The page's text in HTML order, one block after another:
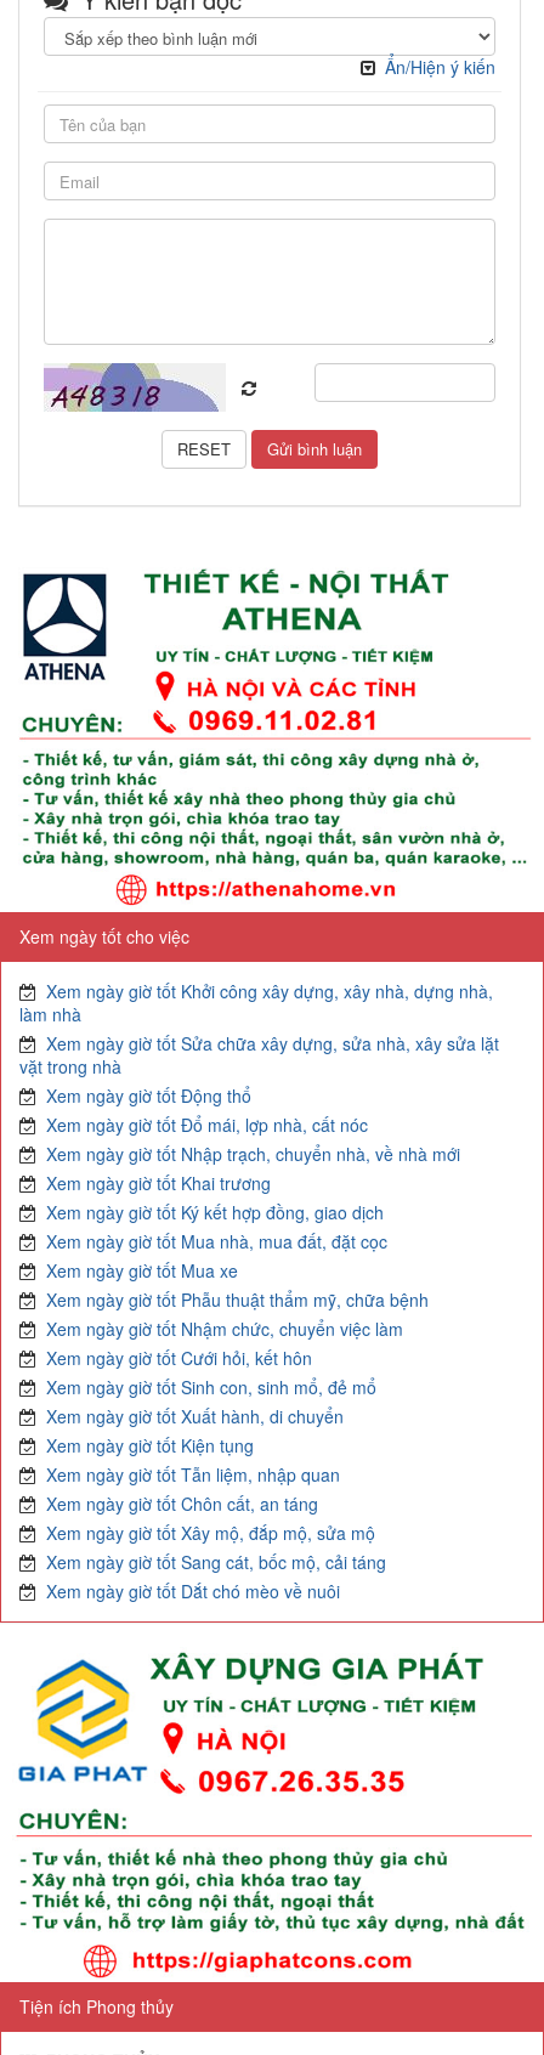
Ẩn/Hiện ý kiến
Xem ngày tốt cho việc
Xem ngày giờ tốt Khởi công xây dựng, xây nhà, dựng nhà,
làm nhà
Xem ngày giờ tốt Sửa chữa xây dựng, sửa nhà, xây sửa lặt
vặt trong nhà
Xem ngày giờ tốt Động thổ
Xem ngày giờ tốt Đổ mái, lợp nhà, cất nóc
Xem ngày giờ tốt Nhập trạch, chuyển nhà, về nhà mới
Xem ngày giờ tốt Khai trương
Xem ngày giờ tốt Ký kết hợp đồng, giao dịch
Xem ngày giờ tốt Mua nhà, mua đất, đặt cọc
Xem ngày giờ tốt Mua xe
Xem ngày giờ tốt Phẫu thuật thẩm mỹ, chữa bệnh
Xem ngày giờ tốt Nhậm chức, chuyển việc làm
Xem ngày giờ tốt Cưới hỏi, kết hôn
Xem ngày giờ tốt Sinh con, sinh mổ, đẻ mổ
Xem ngày giờ tốt Xuất hành, di chuyển
Xem ngày giờ tốt Kiện tụng
Xem ngày giờ tốt Tẫn liệm, nhập quan
Xem ngày giờ tốt Chôn cất, an táng
Xem ngày giờ tốt Xây mộ, đắp mộ, sửa mộ
Xem ngày giờ tốt Sang cát, bốc mộ, cải táng
Xem ngày giờ tốt Dắt chó mèo về nuôi
Tiện ích Phong thủy